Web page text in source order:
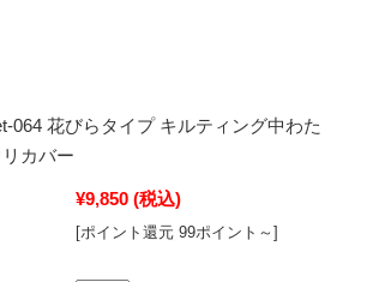
064 花びらタイプ キルティング中わた
カバー
¥9,850 (税込)
[ポイント還元 99ポイント～]